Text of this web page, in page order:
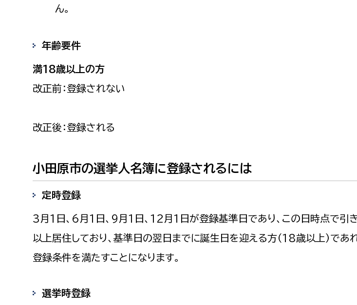
上下水道局
経営総務課
給排水業務課
下水道整備課
農業委員会事務局 議会局
ん。
年齢要件
満18歳以上の方
改正前：登録されない
改正後：登録される
小田原市の選挙人名簿に登録されるには
定時登録
3月1日、6月1日、9月1日、12月1日が登録基準日であり、この日時点で引
以上居住しており、基準日の翌日までに誕生日を迎える方（18歳以上）であ
登録条件を満たすことになります。
選挙時登録